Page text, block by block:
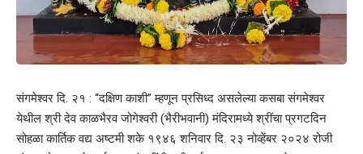
संगमेश्वर दि. २१ : “दक्षिण काशी” म्हणून प्रसिध्द असलेल्या कसबा संगमेश्वर
येथील श्री देव काळभैरव जोगेश्वरी (भैरीभवानी) मंदिरामध्ये श्रींचा प्रगटदिन
सोहळा कार्तिक वद्य अष्टमी शके १९४६ शनिवार दि. २३ नोव्हेंबर २०२४ रोजी